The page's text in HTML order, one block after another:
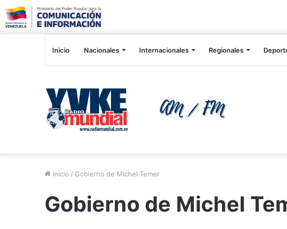
Inicio Nacionales Internacionales Regionales
Inicio / Gobierno de Michel Temer
Gobierno de Michel